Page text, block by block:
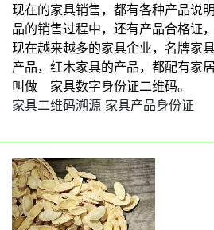
现在的家具销售，都有各种产品说
品的销售过程中，还有产品合格证
现在越来越多的家具企业，名牌家
产品，红木家具的产品，都配有家
叫做 家具数字身份证二维码。
家具二维码溯源 家具产品身份证